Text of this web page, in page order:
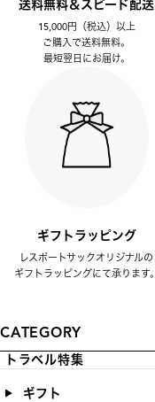
送料無料＆スピード配送
15,000円（税込）以上
ご購入で送料無料。
最短翌日にお届け。
ギフトラッピング
レスポートサックオリジナルの
ギフトラッピングにて承ります。
CATEGORY
トラベル特集
ギフト